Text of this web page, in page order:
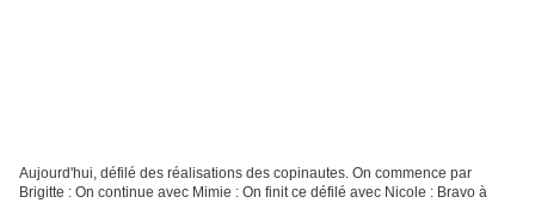
Aujourd'hui, défilé des réalisations des copinautes. On commence par
Brigitte : On continue avec Mimie : On finit ce défilé avec Nicole : Bravo à